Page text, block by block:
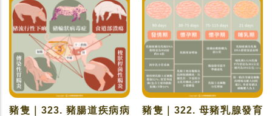
豬隻｜323. 豬腸道疾病病
豬隻｜322. 母豬乳腺發育